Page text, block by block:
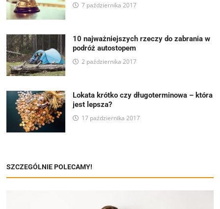
7 października 2017
10 najważniejszych rzeczy do zabrania w
podróż autostopem
2 października 2017
Lokata krótko czy długoterminowa – która
jest lepsza?
17 października 2017
SZCZEGÓLNIE POLECAMY!